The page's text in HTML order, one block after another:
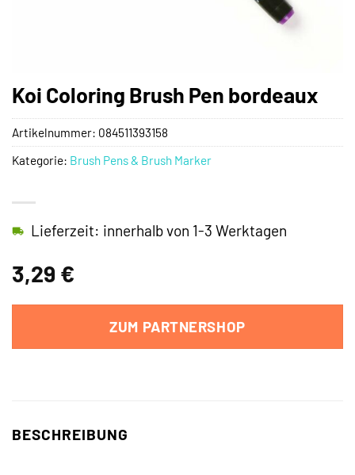
Koi Coloring Brush Pen bordeaux
3,29 €
Lieferzeit: innerhalb von 1-3 Werktagen
ZUM PARTNERSHOP
Artikelnummer: 084511393158
Kategorie: Brush Pens & Brush Marker
BESCHREIBUNG